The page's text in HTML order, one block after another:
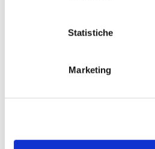
Statistiche
Marketing
Due Diligence Fiscale | Legale